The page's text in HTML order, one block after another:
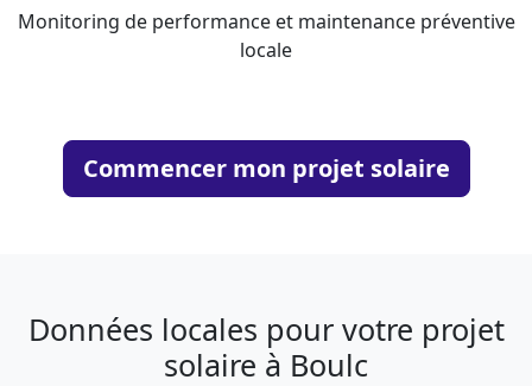
Monitoring de performance et maintenance préventive
locale
Commencer mon projet solaire
Données locales pour votre projet
solaire à Boulc